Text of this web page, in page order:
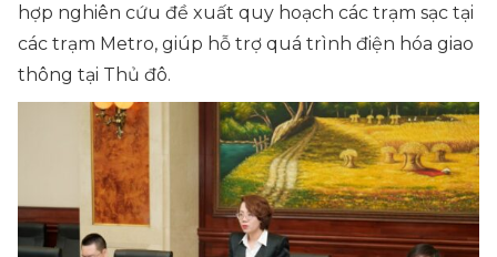
hợp nghiên cứu đề xuất quy hoạch các trạm sạc tại
các trạm Metro, giúp hỗ trợ quá trình điện hóa giao
thông tại Thủ đô.